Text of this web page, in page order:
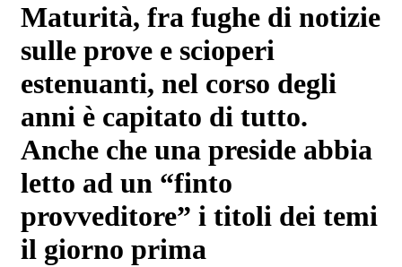
Maturità, fra fughe di notizie
sulle prove e scioperi
estenuanti, nel corso degli
anni è capitato di tutto.
Anche che una preside abbia
letto ad un “finto
provveditore” i titoli dei temi
il giorno prima